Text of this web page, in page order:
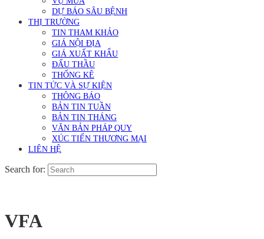
DỰ BÁO SÂU BỆNH
THỊ TRƯỜNG
TIN THAM KHẢO
GIÁ NỘI ĐỊA
GIÁ XUẤT KHẨU
ĐẤU THẦU
THỐNG KÊ
TIN TỨC VÀ SỰ KIỆN
THÔNG BÁO
BẢN TIN TUẦN
BẢN TIN THÁNG
VĂN BẢN PHÁP QUY
XÚC TIẾN THƯƠNG MẠI
LIÊN HỆ
Search for:
VFA